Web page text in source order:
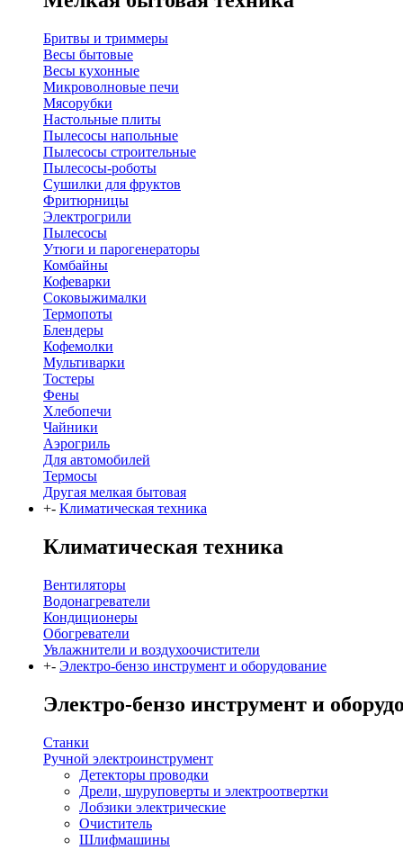
Бритвы и триммеры
Весы бытовые
Весы кухонные
Микроволновые печи
Мясорубки
Настольные плиты
Пылесосы напольные
Пылесосы строительные
Пылесосы-роботы
Сушилки для фруктов
Фритюрницы
Электрогрили
Пылесосы
Утюги и парогенераторы
Комбайны
Кофеварки
Соковыжималки
Термопоты
Блендеры
Кофемолки
Мультиварки
Тостеры
Фены
Хлебопечи
Чайники
Аэрогриль
Для автомобилей
Термосы
Другая мелкая бытовая
+- Климатическая техника
Климатическая техника
Вентиляторы
Водонагреватели
Кондиционеры
Обогреватели
Увлажнители и воздухоочистители
+- Электро-бензо инструмент и оборудование
Электро-бензо инструмент и
Станки
Ручной электроинструмент
Детекторы проводки
Дрели, шуруповерты и электроотвертки
Лобзики электрические
Очиститель
Шлифмашины